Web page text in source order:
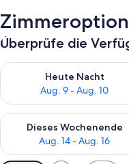
Überprüfe die
Heute Nacht
Aug. 9 - Aug. 10
Überprüfe die
Dieses Wochenende
Aug. 14 - Aug. 16
Überprüfe die